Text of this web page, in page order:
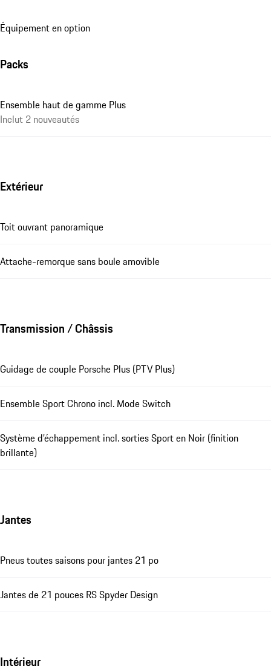
Équipement en option
Packs
Ensemble haut de gamme Plus
Inclut 2 nouveautés
Extérieur
Toit ouvrant panoramique
Attache-remorque sans boule amovible
Transmission / Châssis
Guidage de couple Porsche Plus (PTV Plus)
Ensemble Sport Chrono incl. Mode Switch
Système d’échappement incl. sorties Sport en Noir (finition
brillante)
Jantes
Pneus toutes saisons pour jantes 21 po
Jantes de 21 pouces RS Spyder Design
Intérieur